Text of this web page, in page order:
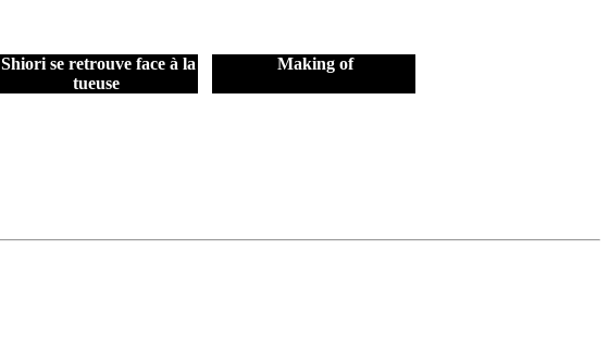
Shiori se retrouve face à la
tueuse
Making of